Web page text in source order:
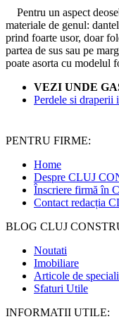
Pentru un aspect
materiale de genul:
prind foarte usor, doar
partea de sus sau pe
poate asorta cu modelul
VEZI UNDE
Perdele si draperii
PENTRU FIRME:
Home
Despre CLUJ
Înscriere firmă în
Contact redacția
BLOG CLUJ
Noutati
Imobiliare
Articole de
Sfaturi Utile
INFORMATII UTILE: